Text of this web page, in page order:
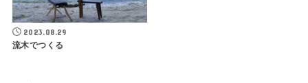
2023.08.29
流木でつくる